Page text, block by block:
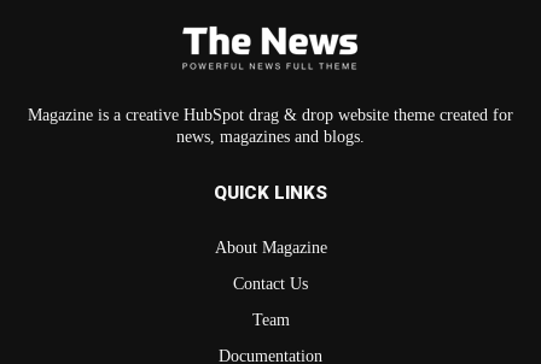
Magazine is a creative HubSpot drag & drop website theme created for
news, magazines and blogs.
QUICK LINKS
About Magazine
Contact Us
Team
Documentation